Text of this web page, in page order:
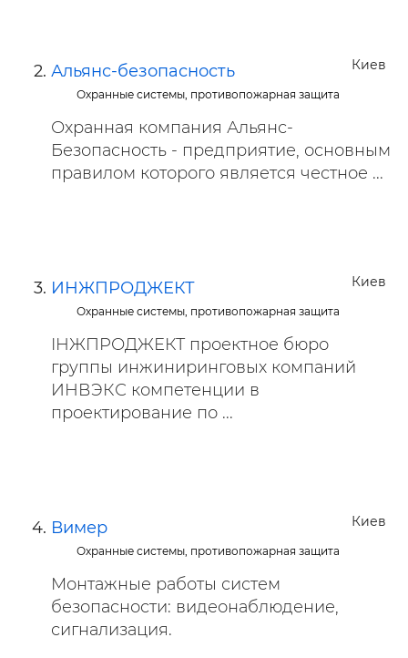
Киев
Альянс-безопасность
Охранные системы, противопожарная защита
Охранная компания Альянс-
Безопасность - предприятие, основным
правилом которого является честное ...
Киев
ИНЖПРОДЖЕКТ
Охранные системы, противопожарная защита
ІНЖПРОДЖЕКТ проектное бюро
группы инжиниринговых компаний
ИНВЭКС компетенции в
проектирование по ...
Киев
Вимер
Охранные системы, противопожарная защита
Монтажные работы систем
безопасности: видеонаблюдение,
сигнализация.